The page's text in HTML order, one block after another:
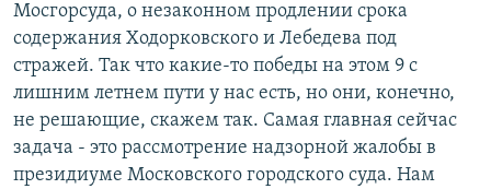
Мосгорсуда, о незаконном продлении срока
содержания Ходорковского и Лебедева под
стражей. Так что какие-то победы на этом 9 с
лишним летнем пути у нас есть, но они, конечно,
не решающие, скажем так. Самая главная сейчас
задача - это рассмотрение надзорной жалобы в
президиуме Московского городского суда. Нам